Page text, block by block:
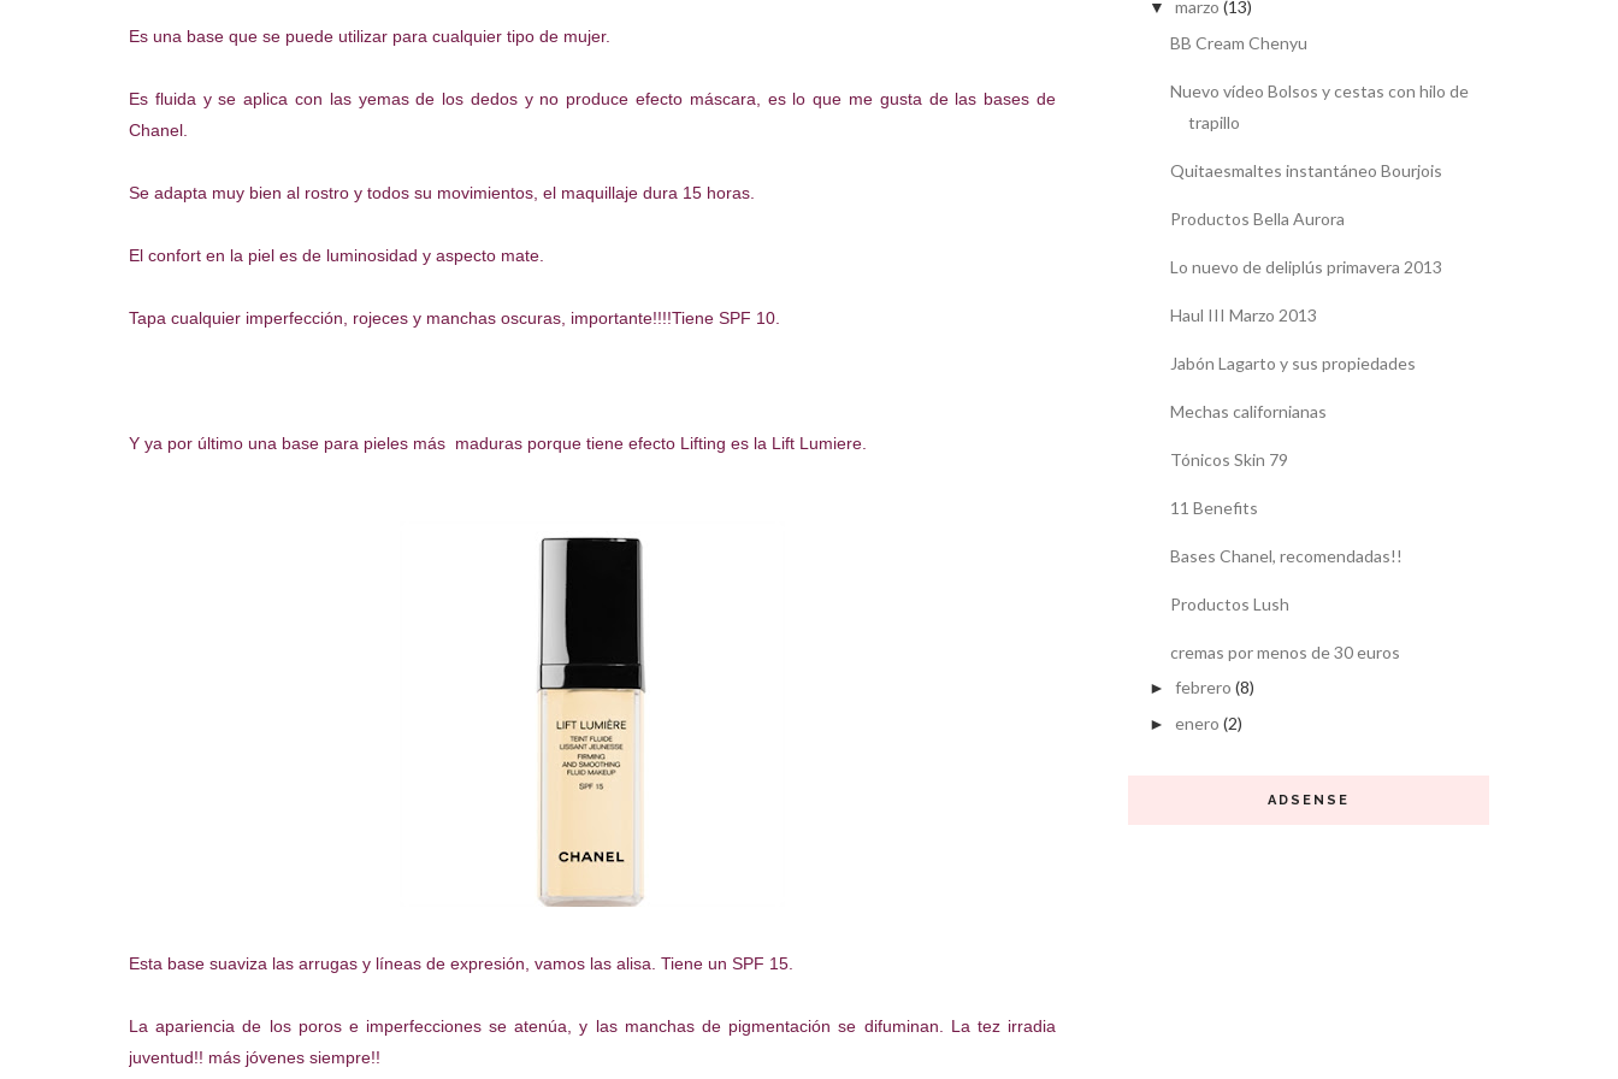
Es una base que se puede utilizar para cualquier tipo de mujer.
Es fluida y se aplica con las yemas de los dedos y no produce efecto máscara, es lo que me gusta de las bases de
Chanel.
Se adapta muy bien al rostro y todos su movimientos, el maquillaje dura 15 horas.
El confort en la piel es de luminosidad y aspecto mate.
Tapa cualquier imperfección, rojeces y manchas oscuras, importante!!!!Tiene SPF 10.
Y ya por último una base para pieles más maduras porque tiene efecto Lifting es la Lift Lumiere.
Esta base suaviza las arrugas y líneas de expresión, vamos las alisa. Tiene un SPF 15.
La apariencia de los poros e imperfecciones se atenúa, y las manchas de pigmentación se difuminan. La tez irradia
juventud!! más jóvenes siempre!!
▼ marzo (13)
BB Cream Chenyu
Nuevo vídeo Bolsos y cestas con hilo de
trapillo
Quitaesmaltes instantáneo Bourjois
Productos Bella Aurora
Lo nuevo de deliplús primavera 2013
Haul III Marzo 2013
Jabón Lagarto y sus propiedades
Mechas californianas
Tónicos Skin 79
11 Benefits
Bases Chanel, recomendadas!!
Productos Lush
cremas por menos de 30 euros
► febrero (8)
► enero (2)
ADSENSE